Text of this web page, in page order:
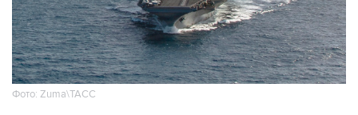
Фото: Zuma\ТАСС